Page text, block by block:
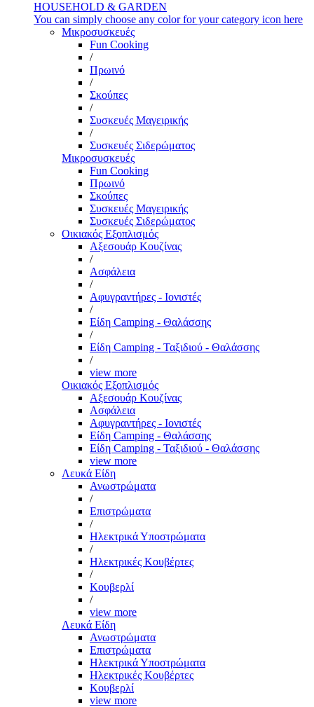
HOUSEHOLD & GARDEN
You can simply choose any color for your category icon here
Μικροσυσκευές
Fun Cooking
/
Πρωινό
/
Σκούπες
/
Συσκευές Μαγειρικής
/
Συσκευές Σιδερώματος
Μικροσυσκευές
Fun Cooking
Πρωινό
Σκούπες
Συσκευές Μαγειρικής
Συσκευές Σιδερώματος
Οικιακός Εξοπλισμός
Αξεσουάρ Κουζίνας
/
Ασφάλεια
/
Αφυγραντήρες - Ιονιστές
/
Είδη Camping - Θαλάσσης
/
Είδη Camping - Ταξιδιού - Θαλάσσης
/
view more
Οικιακός Εξοπλισμός
Αξεσουάρ Κουζίνας
Ασφάλεια
Αφυγραντήρες - Ιονιστές
Είδη Camping - Θαλάσσης
Είδη Camping - Ταξιδιού - Θαλάσσης
view more
Λευκά Είδη
Ανωστρώματα
/
Επιστρώματα
/
Ηλεκτρικά Υποστρώματα
/
Ηλεκτρικές Κουβέρτες
/
Κουβερλί
/
view more
Λευκά Είδη
Ανωστρώματα
Επιστρώματα
Ηλεκτρικά Υποστρώματα
Ηλεκτρικές Κουβέρτες
Κουβερλί
view more